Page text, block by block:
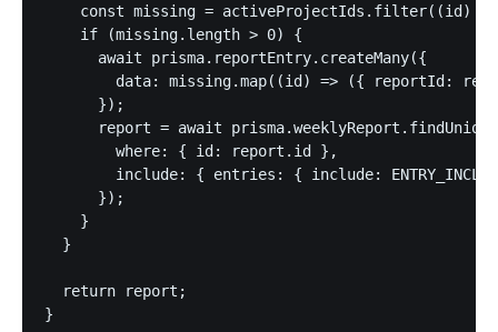
const missing = activeProjectIds.filter((id)
    if (missing.length > 0) {
      await prisma.reportEntry.createMany({
data: missing.map((id) => ({ reportId:
      });
report = await
        where: { id: report.id },
include: { entries: { include:
      });
    }
  }
  return report;